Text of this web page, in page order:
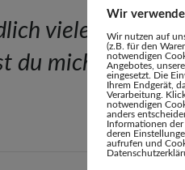
viele
du mich? Ich
Wir
Wir nutzen auf
(z.B. für den
notwendigen
Angebotes,
eingesetzt. Die
Ihrem Endgerät,
Verarbeitung.
notwendigen
anders
Informationen der
deren
aufrufen und